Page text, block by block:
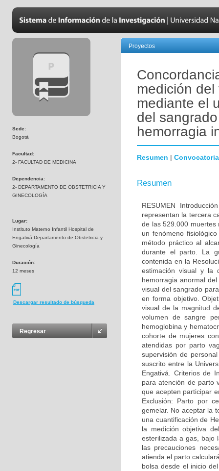
Sede:
Bogotá
Facultad:
2- FACULTAD DE MEDICINA
Dependencia:
2- DEPARTAMENTO DE OBSTETRICIA Y
GINECOLOGÍA
Lugar:
Instituto Materno Infantil Hospital de
Engativá Departamento de Obstetricia y
Ginecología
Duración:
12 meses
Descargar resultado de búsqueda
Regresar
Proyectos
medición
mediante el
del
hemorragia
Resumen | Convocatoria
Resumen
RESUMEN
representan la tercera
de las 529.000 muertes
un fenómeno
método práctico al
durante el parto. La
contenida en la
estimación visual y la
hemorragia anormal
visual del sangrado
en forma objetivo.
visual de la magnitud
volumen de sangre
hemoglobina y
cohorte de mujeres
atendidas por parto
supervisión de
suscrito entre la
Engativá. Criterios de
para atención de parto
que acepten participar
Exclusión: Parto por
gemelar. No aceptar la
una cuantificación de
la medición objetiva
esterilizada a gas, bajo
las precauciones
atienda el parto
bolsa desde el inicio